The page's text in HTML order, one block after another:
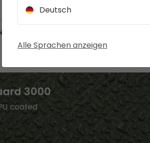
PFLEGE
Deutsch
Alle Sprachen anzeigen